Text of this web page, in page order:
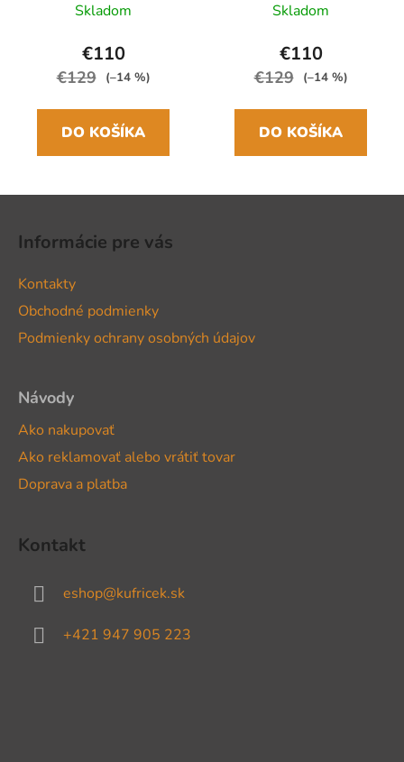
Climbing ivy 26L
Skladom
€110
€129 (–14 %)
DO KOŠÍKA
Skladom
€110
€129 (–14 %)
DO KOŠÍKA
Informácie pre vás
Kontakty
Obchodné podmienky
Podmienky ochrany osobných údajov
Návody
Ako nakupovať
Ako reklamovať alebo vrátiť tovar
Doprava a platba
Kontakt
eshop@kufricek.sk
+421 947 905 223